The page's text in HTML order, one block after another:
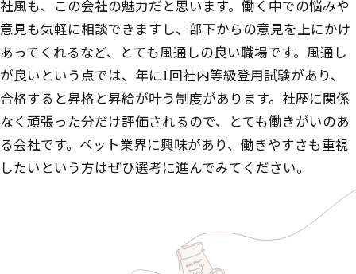
社風も、この会社の魅力だと思います。働く中での悩みや
意見も気軽に相談できますし、部下からの意見を上にかけ
あってくれるなど、とても風通しの良い職場です。風通し
が良いという点では、年に1回社内等級登用試験があり、
合格すると昇格と昇給が叶う制度があります。社歴に関係
なく頑張った分だけ評価されるので、とても働きがいのあ
る会社です。ペット業界に興味があり、働きやすさも重視
したいという方はぜひ選考に進んでみてください。